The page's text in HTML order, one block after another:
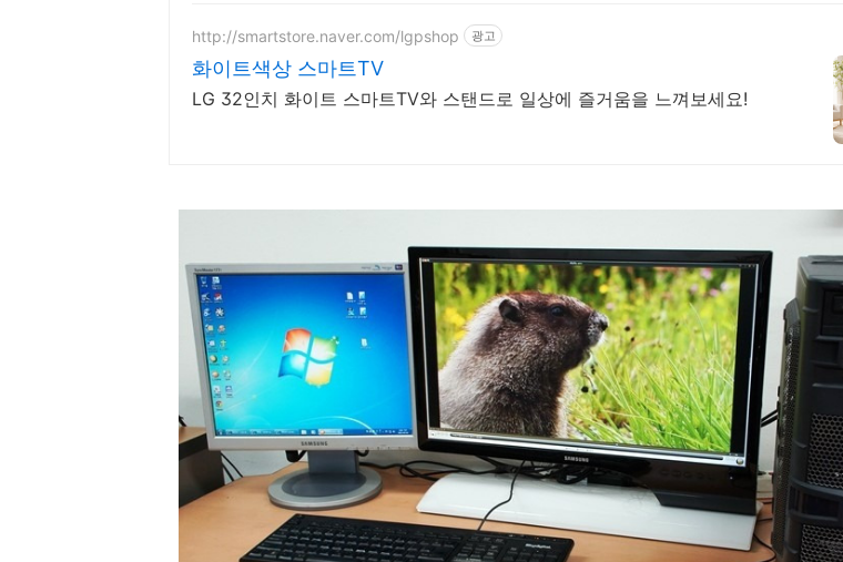
http://smartstore.naver.com/lgpshop 광고
화이트색상 스마트TV
LG 32인치 화이트 스마트TV와 스탠드로 일상에 즐거움을 느껴보세요!